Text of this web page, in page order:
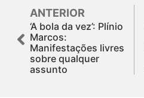
ANTERIOR
‘A bola da vez’: Plínio
Marcos:
Manifestações livres
sobre qualquer
assunto